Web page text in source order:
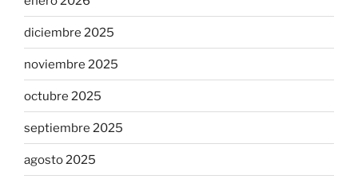
diciembre 2025
noviembre 2025
octubre 2025
septiembre 2025
agosto 2025